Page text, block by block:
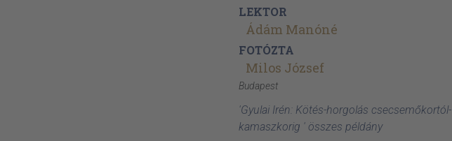
LEKTOR
Ádám Manóné
FOTÓZTA
Milos József
Budapest
'Gyulai Irén: Kötés-horgolás csecsemőkortól-
kamaszkorig ' összes példány